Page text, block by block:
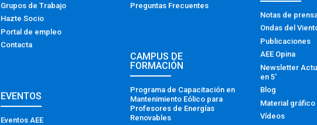
Grupos de Trabajo
Hazte Socio
Portal de empleo
Contacta
EVENTOS
Eventos AEE
Preguntas Frecuentes
CAMPUS DE
FORMACIÓN
Programa de Capacitación en
Mantenimiento Eólico para
Profesores de Energías
Renovables
Notas de
Ondas del
Publicaciones
AEE Opina
Newsletter
en 5′
Blog
Material gráfico
Vídeos